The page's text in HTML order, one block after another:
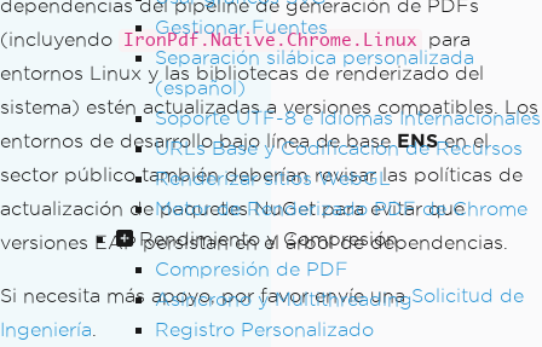
Gestionar Fuentes
Separación silábica personalizada
(español)
Soporte UTF-8 e Idiomas Internacionales
URLs Base y Codificación de Recursos
Renderizar sitios WebGL
Motor de Renderizado PDF de Chrome
Rendimiento y Compresión
Compresión de PDF
Asíncrono y Multithreading
Registro Personalizado
dependencias del pipeline de generación de PDFs
(incluyendo
IronPdf.Native.Chrome.Linux
para
entornos Linux y las bibliotecas de renderizado del
sistema) estén actualizadas a versiones compatibles. Los
entornos de desarrollo bajo línea de baseENSen el
sector público también deberían revisar las políticas de
actualización de paquetes NuGet para evitar que
versiones EAP persistan en el árbol de dependencias.
Si necesita más apoyo, por favor envíe unaSolicitud de
Ingeniería